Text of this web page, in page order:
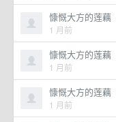
慷慨大方的莲藕
1 月前
慷慨大方的莲藕
1 月前
慷慨大方的莲藕
1 月前